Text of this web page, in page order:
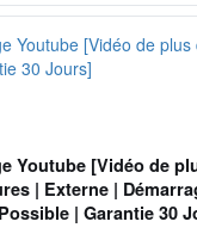
Youtube [Vidéo de
| Externe |
| Garantie 30